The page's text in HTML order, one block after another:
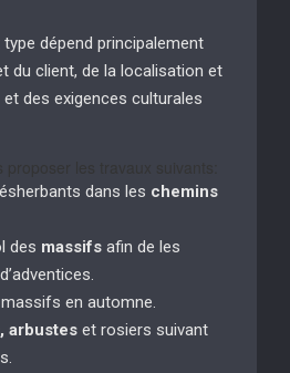
type dépend principalement
du client, de la localisation et
des exigences culturales
dans les chemins
des massifs afin de les
en automne.
arbustes et rosiers suivant